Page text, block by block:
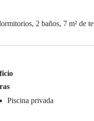
2 baños, 7 m² de
Piscina privada